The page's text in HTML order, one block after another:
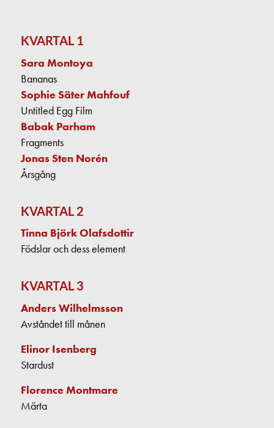
KVARTAL 1
Sara Montoya
Bananas
Sophie Säter Mahfouf
Untitled Egg Film
Babak Parham
Fragments
Jonas Sten Norén
Årsgång
KVARTAL 2
Tinna Björk Olafsdottir
Födslar och dess element
KVARTAL 3
Anders Wilhelmsson
Avståndet till månen
Elinor Isenberg
Stardust
Florence Montmare
Märta